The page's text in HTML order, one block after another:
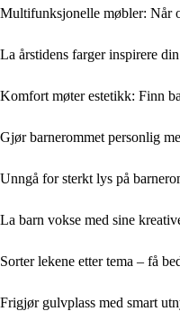
Multifunksjonelle møbler: Når
La årstidens farger inspirere
Komfort møter estetikk: Finn
Gjør barnerommet personlig
Unngå for sterkt lys på
La barn vokse med sine
Sorter lekene etter tema – få
Frigjør gulvplass med smart